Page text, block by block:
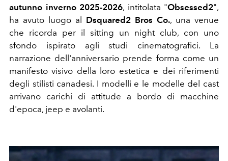
autunno inverno 2025-2026, intitolata "Obsessed2",
ha avuto luogo al Dsquared2 Bros Co., una venue
che ricorda per il sitting un night club, con uno
sfondo ispirato agli studi cinematografici. La
narrazione dell'anniversario prende forma come un
manifesto visivo della loro estetica e dei riferimenti
degli stilisti canadesi. I modelli e le modelle del cast
arrivano carichi di attitude a bordo di macchine
d'epoca, jeep e avolanti.